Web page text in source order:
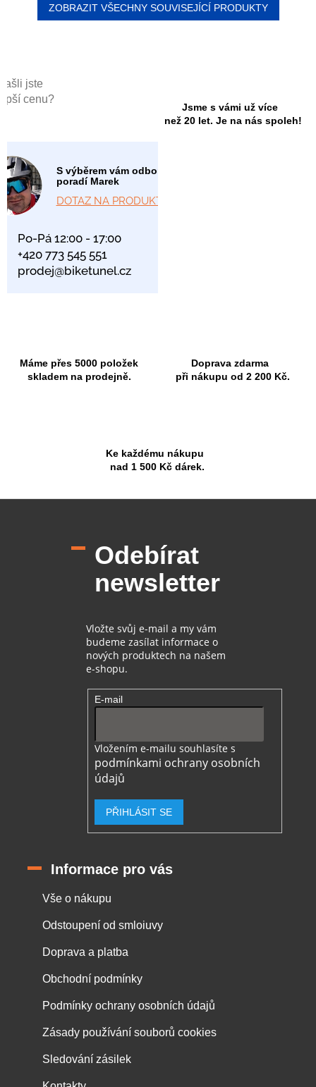
jste
cenu?
S výběrem vám odborně
poradí Marek
DOTAZ NA PRODUKT
Po-Pá 12:00 - 17:00
+420 773 545 551
prodej@biketunel.cz
Jsme s vámi už více
než 20 let. Je na nás spoleh!
Máme přes 5000 položek
skladem na prodejně.
Doprava zdarma
při nákupu od 2 200 Kč.
Ke každému nákupu
nad 1 500 Kč dárek.
ZOBRAZIT VŠECHNY SOUVISEJÍCÍ PRODUKTY
Odebírat
newsletter
Vložte svůj e-mail a my vám
budeme zasílat informace o
nových produktech na našem
e-shopu.
E-mail
Vložením e-mailu souhlasíte s
podmínkami ochrany osobních
údajů
PŘIHLÁSIT SE
Informace pro vás
Vše o nákupu
Odstoupení od smloiuvy
Doprava a platba
Obchodní podmínky
Podmínky ochrany osobních údajů
Zásady používání souborů cookies
Sledování zásilek